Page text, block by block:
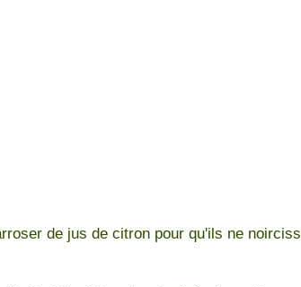
de jus de citron pour qu'ils ne